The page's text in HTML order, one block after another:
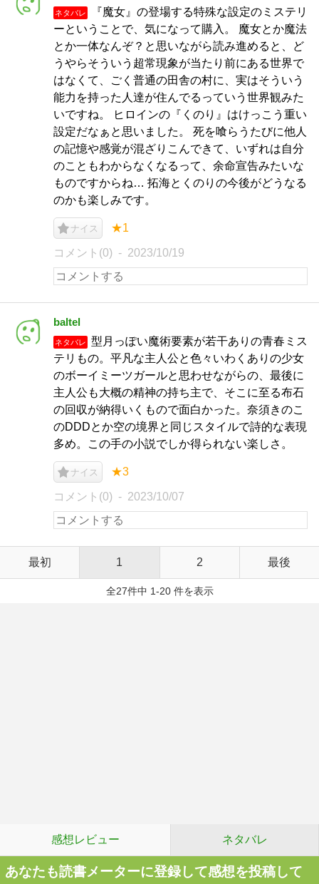
ネタバレ
『魔女』の登場する特殊な設定のミステリ
ーということで、気になって購入。 魔女とか魔法
とか一体なんぞ？と思いながら読み進めると、ど
うやらそういう超常現象が当たり前にある世界で
はなくて、ごく普通の田舎の村に、実はそういう
能力を持った人達が住んでるっていう世界観みた
いですね。 ヒロインの『くのり』はけっこう重い
設定だなぁと思いました。 死を喰らうたびに他人
の記憶や感覚が混ざりこんできて、いずれは自分
のこともわからなくなるって、余命宣告みたいな
ものですからね… 拓海とくのりの今後がどうなる
のかも楽しみです。
ナイス ★1
コメント(0) 2023/10/19
baltel
ネタバレ
型月っぽい魔術要素が若干ありの青春ミス
テリもの。平凡な主人公と色々いわくありの少女
のボーイミーツガールと思わせながらの、最後に
主人公も大概の精神の持ち主で、そこに至る布石
の回収が納得いくもので面白かった。奈須きのこ
のDDDとか空の境界と同じスタイルで詩的な表現
多め。この手の小説でしか得られない楽しさ。
ナイス ★3
コメント(0) 2023/10/07
最初 1 2 最後
全27件中 1-20 件を表示
感想レビュー ネタバレ
あなたも読書メーターに登録して感想を投稿して